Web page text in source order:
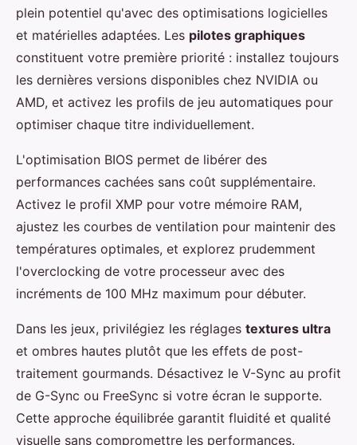
plein potentiel qu'avec des optimisations logicielles
et matérielles adaptées. Les pilotes graphiques
constituent votre première priorité : installez toujours
les dernières versions disponibles chez NVIDIA ou
AMD, et activez les profils de jeu automatiques pour
optimiser chaque titre individuellement.
L'optimisation BIOS permet de libérer des
performances cachées sans coût supplémentaire.
Activez le profil XMP pour votre mémoire RAM,
ajustez les courbes de ventilation pour maintenir des
températures optimales, et explorez prudemment
l'overclocking de votre processeur avec des
incréments de 100 MHz maximum pour débuter.
Dans les jeux, privilégiez les réglages textures ultra
et ombres hautes plutôt que les effets de post-
traitement gourmands. Désactivez le V-Sync au profit
de G-Sync ou FreeSync si votre écran le supporte.
Cette approche équilibrée garantit fluidité et qualité
visuelle sans compromettre les performances.